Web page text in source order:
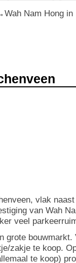
Wah Nam Hong
vlak
van Wah
veel
grote
zakje te koop.
te koop)